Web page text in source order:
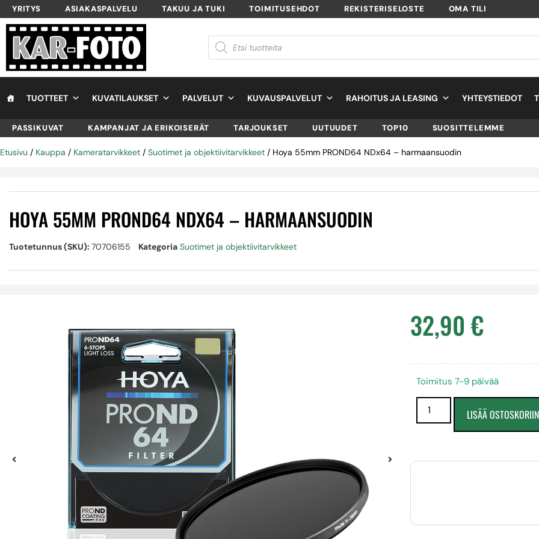
YRITYS ASIAKASPALVELU TAKUU JA TUKI TOIMITUSEHDOT REKISTERISELOSTE OMA TILI
TUOTTEET KUVATILAUKSET PALVELUT KUVAUSPALVELUT RAHOITUS JA LEASING YHTEYSTIEDOT
PASSIKUVAT KAMPANJAT JA ERIKOISERÄT TARJOUKSET UUTUUDET TOP10 SUOSITTELEMME
Etusivu / Kauppa / Kameratarvikkeet / Suotimet ja objektiivitarvikkeet / Hoya 55mm PROND64 NDx64 – harmaansuodin
HOYA 55MM PROND64 NDX64 – HARMAANSUODIN
Tuotetunnus (SKU): 70706155 Kategoria Suotimet ja objektiivitarvikkeet
32,90€
Toimitus 7-9 päivää
LISÄÄ OSTOSKORIIN